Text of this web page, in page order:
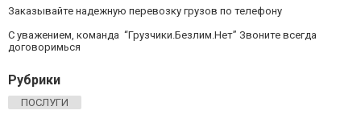
Заказывайте надежную перевозку грузов по телефону
С уважением, команда “Грузчики.Безлим.Нет” Звоните всегда
договоримься
Рубрики
ПОСЛУГИ